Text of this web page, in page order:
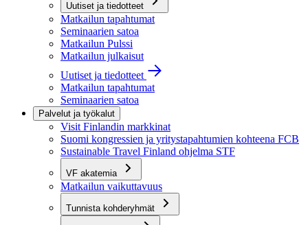
Uutiset ja tiedotteet
Matkailun tapahtumat
Seminaarien satoa
Matkailun Pulssi
Matkailun julkaisut
Uutiset ja tiedotteet
Matkailun tapahtumat
Seminaarien satoa
Palvelut ja työkalut
Visit Finlandin markkinat
Suomi kongressien ja yritystapahtumien kohteena FCB
Sustainable Travel Finland ohjelma STF
VF akatemia
Matkailun vaikuttavuus
Tunnista kohderyhmät